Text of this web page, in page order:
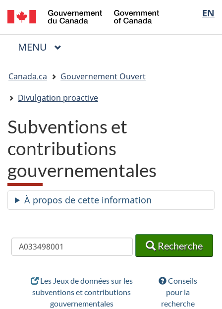
Passer
au
contenu
Passer
à
« Au
Passer
à
la
EN
of
Menu
MENU PRINCIPAL
êtes
ici
Canada.ca
Gouvernement Ouvert
Divulgation proactive
Subventions et
contributions
gouvernementales
À propos de cette information
Recherche
Recherche
Recherche
Les Jeux de données sur les
subventions et contributions
gouvernementales
Conseils
pour la
recherche